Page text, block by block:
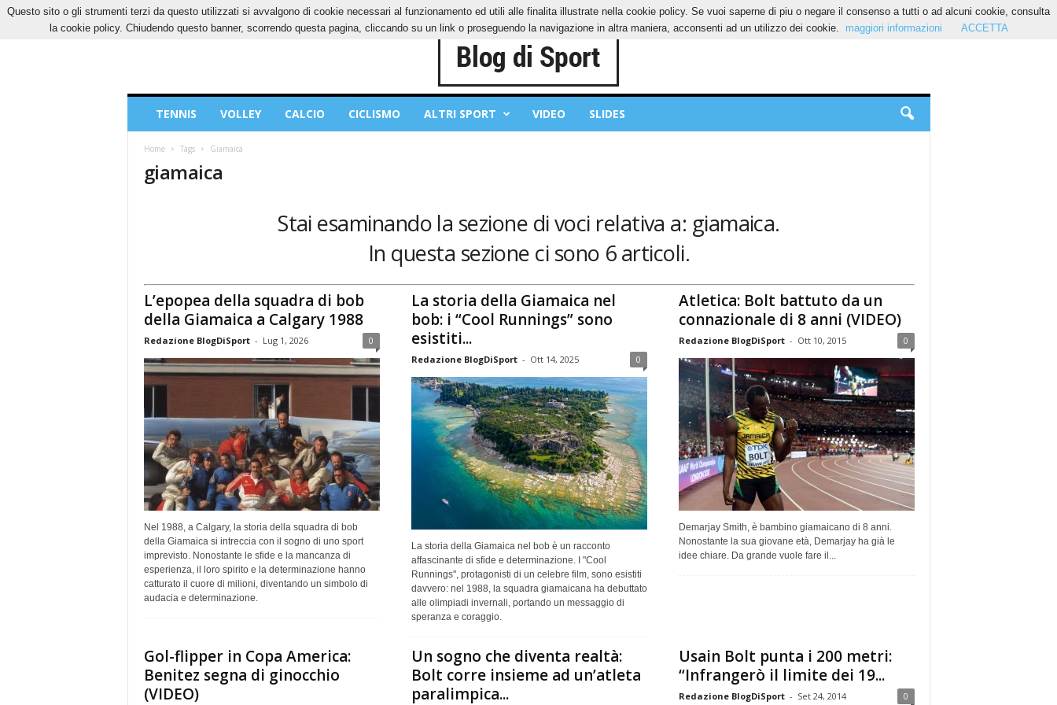
VENERDÌ, 7 AGOSTO 2026 CONTATTI COOKIES PRIVACY POLICY
Sport
TENNIS VOLLEY CALCIO CICLISMO ALTRI SPORT VIDEO SLIDES
Home Tags Giamaica
giamaica
Stai esaminando la sezione di voci relativa a: giamaica.
In questa sezione ci sono 6 articoli.
L’epopea della squadra di bob
della Giamaica a Calgary 1988
Redazione BlogDiSport - Lug 1, 2026 0
Nel 1988, a Calgary, la storia della squadra di bob
della Giamaica si intreccia con il sogno di uno sport
imprevisto. Nonostante le sfide e la mancanza di
esperienza, il loro spirito e la determinazione hanno
catturato il cuore di milioni, diventando un simbolo di
audacia e determinazione.
La storia della Giamaica nel
bob: i “Cool Runnings” sono
esistiti...
Redazione BlogDiSport - Ott 14, 2025 0
La storia della Giamaica nel bob è un racconto
affascinante di sfide e determinazione. I "Cool
Runnings", protagonisti di un celebre film, sono esistiti
davvero: nel 1988, la squadra giamaicana ha debuttato
alle olimpiadi invernali, portando un messaggio di
speranza e coraggio.
Atletica: Bolt battuto da un
connazionale di 8 anni (VIDEO)
Redazione BlogDiSport - Ott 10, 2015 0
Demarjay Smith, è bambino giamaicano di 8 anni.
Nonostante la sua giovane età, Demarjay ha già le
idee chiare. Da grande vuole fare il...
Gol-flipper in Copa America:
Benitez segna di ginocchio
(VIDEO)
Un sogno che diventa realtà:
Bolt corre insieme ad un’atleta
paralimpica...
Usain Bolt punta i 200 metri:
“Infrangerò il limite dei 19...
Redazione BlogDiSport - Set 24, 2014 0
Questo sito o gli strumenti terzi da questo utilizzati si avvalgono di cookie necessari al funzionamento ed utili alle finalita illustrate nella cookie policy. Se vuoi saperne di piu o negare il consenso a tutti o ad alcuni cookie, consulta
la cookie policy. Chiudendo questo banner, scorrendo questa pagina, cliccando su un link o proseguendo la navigazione in altra maniera, acconsenti ad un utilizzo dei cookie.
maggiori informazioni ACCETTA